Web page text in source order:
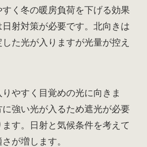
く冬の暖房負荷を下げる効果
射対策が必要です。北向きは
た光が入りますが光量が控え
やすく目覚めの光に向きま
強い光が入るため遮光が必要
す。日射と気候条件を考えて
が増します。